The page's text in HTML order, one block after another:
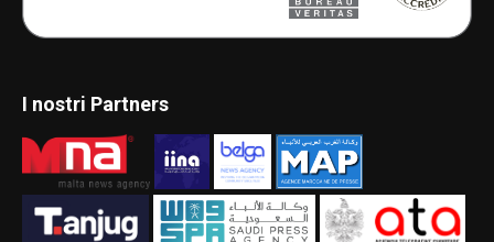
I nostri Partners